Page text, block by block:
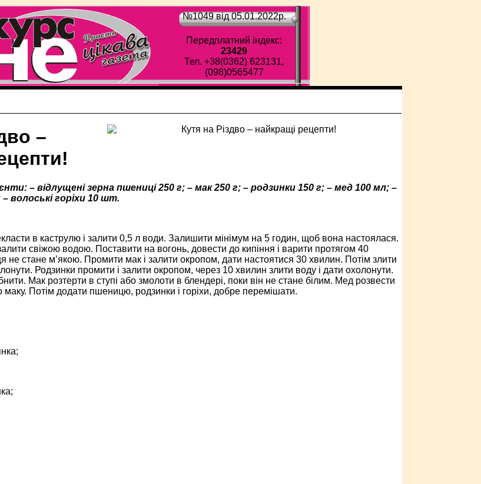
№1049 від 05.01.2022p.
Передплатний індекс:
23429
Тел. +38(0362) 623131,
(098)0565477
–
– відлущені зерна пшениці 250 г; – мак 250 г; – родзинки 150 г; – мед 100 мл; –
волоські горіхи 10 шт.
в каструлю і залити 0,5 л води. Залишити мінімум на 5 годин, щоб вона настоялася.
свіжою водою. Поставити на вогонь, довести до кипіння і варити протягом 40
не стане м’якою. Промити мак і залити окропом, дати настоятися 30 хвилин. Потім злити
Родзинки промити і залити окропом, через 10 хвилин злити воду і дати охолонути.
Мак розтерти в ступі або змолоти в блендері, поки він не стане білим. Мед розвести
Потім додати пшеницю, родзинки і горіхи, добре перемішати.